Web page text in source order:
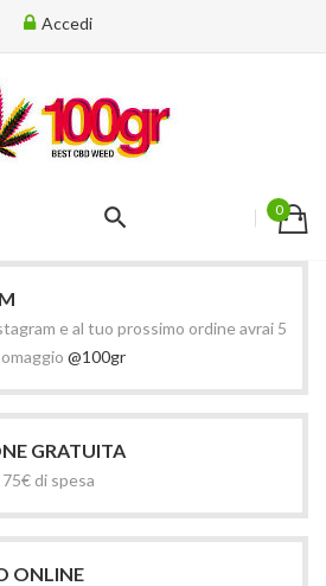
Accedi
0
e al tuo prossimo ordine avrai 5
@100gr
GRATUITA
di spesa
ONLINE